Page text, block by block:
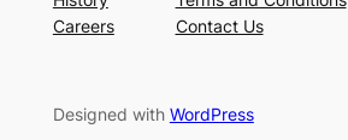
Careers
Contact Us
Designed with WordPress